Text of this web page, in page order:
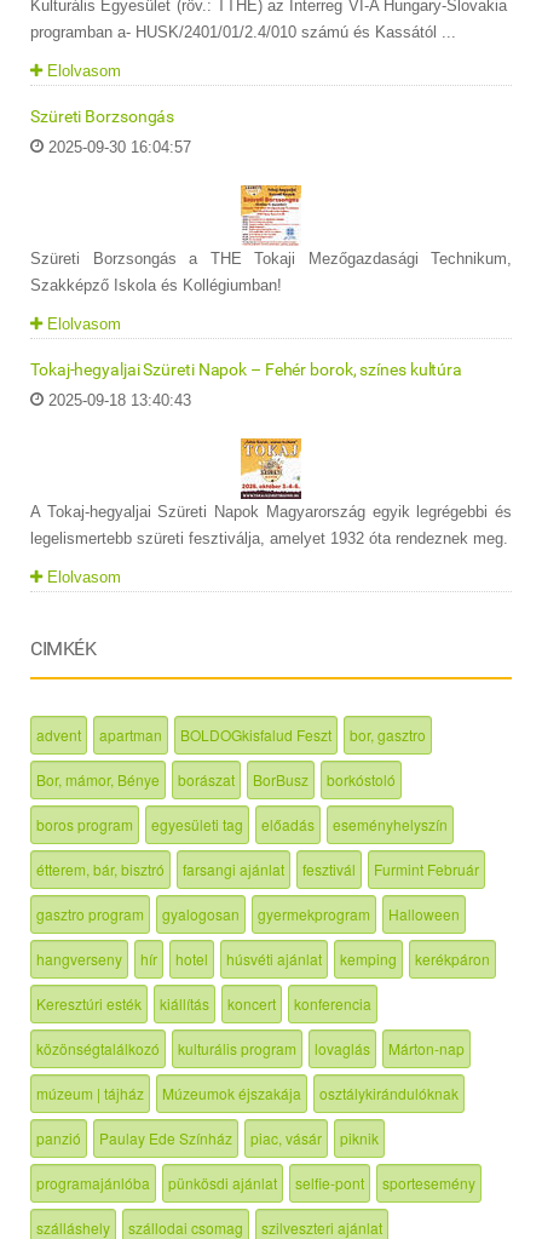
Kulturális Egyesület (röv.: TTHE) az Interreg VI-A Hungary-Slovakia
programban a- HUSK/2401/01/2.4/010 számú és Kassától ...
Elolvasom
Szüreti Borzsongás
2025-09-30 16:04:57
Szüreti Borzsongás a THE Tokaji Mezőgazdasági Technikum,
Szakképző Iskola és Kollégiumban!
Elolvasom
Tokaj-hegyaljai Szüreti Napok – Fehér borok, színes kultúra
2025-09-18 13:40:43
A Tokaj-hegyaljai Szüreti Napok Magyarország egyik legrégebbi és
legelismertebb szüreti fesztiválja, amelyet 1932 óta rendeznek meg.
Elolvasom
CIMKÉK
advent apartman BOLDOGkisfalud Feszt bor, gasztro
Bor, mámor, Bénye borászat BorBusz borkóstoló
boros program egyesületi tag előadás eseményhelyszín
étterem, bár, bisztró farsangi ajánlat fesztivál Furmint Február
gasztro program gyalogosan gyermekprogram Halloween
hangverseny hír hotel húsvéti ajánlat kemping kerékpáron
Keresztúri esték kiállítás koncert konferencia
közönségtalálkozó kulturális program lovaglás Márton-nap
múzeum | tájház Múzeumok éjszakája osztálykirándulóknak
panzió Paulay Ede Színház piac, vásár piknik
programajánlóba pünkösdi ajánlat selfie-pont sportesemény
szálláshely szállodai csomag szilveszteri ajánlat